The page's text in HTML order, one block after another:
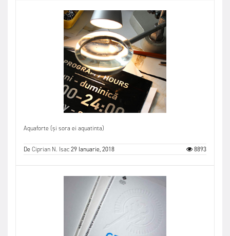
Aquaforte (și sora ei aquatinta)
DeCiprian N. Isac29 Ianuarie, 2018 8893